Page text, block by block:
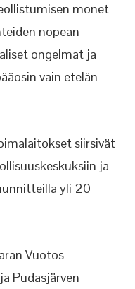
monet
nopean
ongelmat ja
vain etelän
siirsivät
ja
yli 20
Vuotos
Pudasjärven